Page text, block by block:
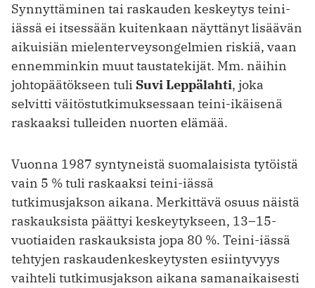
Synnyttäminen tai raskauden keskeytys teini-
iässä ei itsessään kuitenkaan näyttänyt lisäävän
aikuisiän mielenterveysongelmien riskiä, vaan
ennemminkin muut taustatekijät. Mm. näihin
johtopäätökseen tuli Suvi Leppälahti, joka
selvitti väitöstutkimuksessaan teini-ikäisenä
raskaaksi tulleiden nuorten elämää.
Vuonna 1987 syntyneistä suomalaisista tytöistä
vain 5 % tuli raskaaksi teini-iässä
tutkimusjakson aikana. Merkittävä osuus näistä
raskauksista päättyi keskeytykseen, 13–15-
vuotiaiden raskauksista jopa 80 %. Teini-iässä
tehtyjen raskaudenkeskeytysten esiintyvyys
vaihteli tutkimusjakson aikana samanaikaisesti